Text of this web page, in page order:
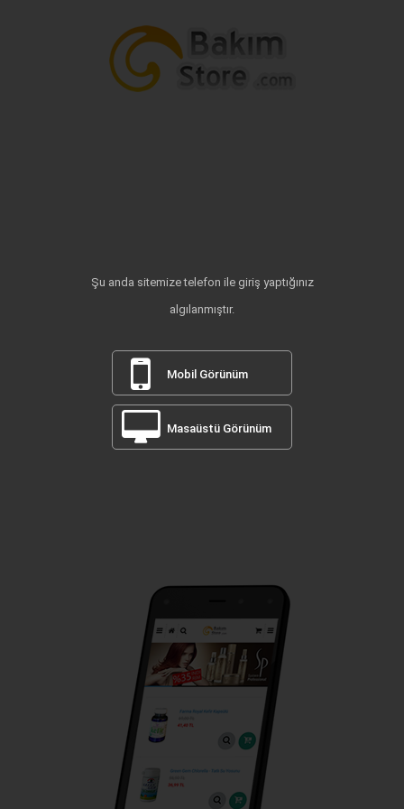
Şu anda sitemize telefon ile giriş yaptığınız
algılanmıştır.
Mobil Görünüm
Masaüstü Görünüm